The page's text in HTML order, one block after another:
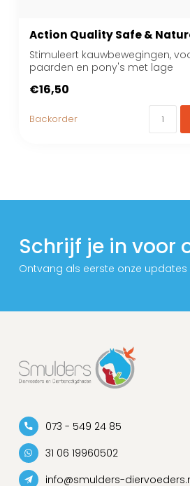
Action Quality Safe &
Stimuleert kauwbewegingen,
paarden en pony's met lage
€16,50
Backorder
Schrijf je in voor
Ontvang als eerste onze
073 - 549 24 85
31 06 19960502
info@smulders-